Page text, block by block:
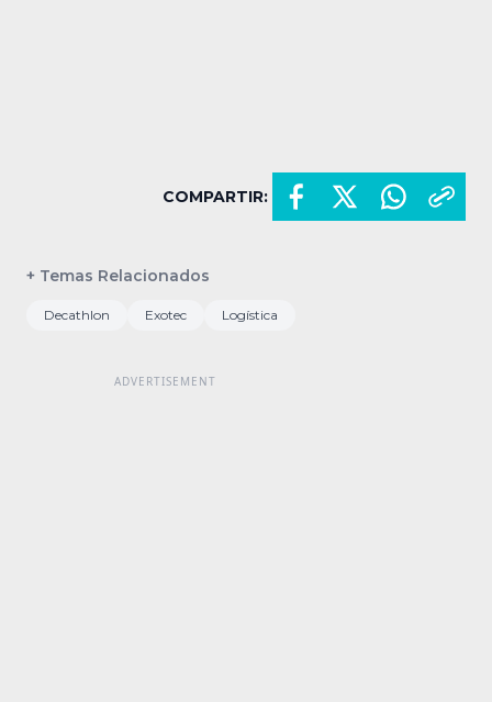
COMPARTIR:
+ Temas Relacionados
Decathlon Exotec Logística